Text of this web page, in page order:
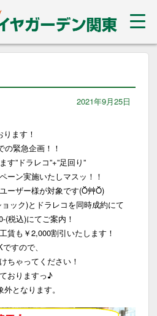
2021年9月25日
ます！
の緊急企画！！
”ドラレコ”+”足回り”
ーン実施いたしマスッ！！
ーザー様が対象です(Ŏ艸Ŏ)
ック)とドラレコを同時成約にて
(税込)にてご案内！
賃も￥2,000割引いたします！
すので、
ちゃってください！
おりますっ♪
となります。